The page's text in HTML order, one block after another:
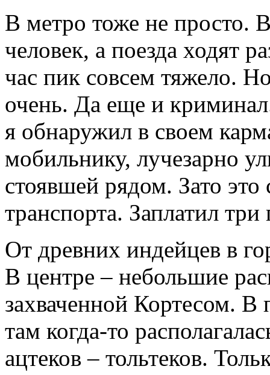
В метро тоже не просто.
человек, а поезда ходят
час пик совсем тяжело.
очень. Да еще и
я обнаружил в своем
мобильнику, лучезарно
стоявшей рядом. Зато
транспорта. Заплатил
От древних индейцев в
В центре – небольшие
захваченной Кортесом. В
там когда-то
ацтеков – тольтеков.